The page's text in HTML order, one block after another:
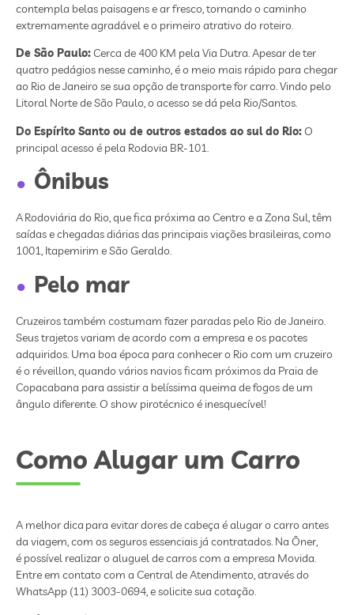
contempla belas paisagens e ar fresco, tornando o caminho
extremamente agradável e o primeiro atrativo do roteiro.
De São Paulo:Cerca de 400 KM pela Via Dutra. Apesar de ter
quatro pedágios nesse caminho, é o meio mais rápido para chegar
ao Rio de Janeiro se sua opção de transporte for carro. Vindo pelo
Litoral Norte de São Paulo, o acesso se dá pela Rio/Santos.
Do Espírito Santo ou de outros estados ao sul do Rio:O
principal acesso é pela Rodovia BR-101.
Ônibus
A Rodoviária do Rio, que fica próxima ao Centro e a Zona Sul, têm
saídas e chegadas diárias das principais viações brasileiras, como
1001, Itapemirim e São Geraldo.
Pelo mar
Cruzeiros também costumam fazer paradas pelo Rio de Janeiro.
Seus trajetos variam de acordo com a empresa e os pacotes
adquiridos. Uma boa época para conhecer o Rio com um cruzeiro
é o réveillon, quando vários navios ficam próximos da Praia de
Copacabana para assistir a belíssima queima de fogos de um
ângulo diferente. O show pirotécnico é inesquecível!
Como Alugar um Carro
A melhor dica para evitar dores de cabeça é alugar o carro antes
da viagem, com os seguros essenciais já contratados. Na Ōner,
é possível realizar o aluguel de carros com a empresa Movida.
Entre em contato com a Central de Atendimento, através do
WhatsApp (11) 3003-0694, e solicite sua cotação.